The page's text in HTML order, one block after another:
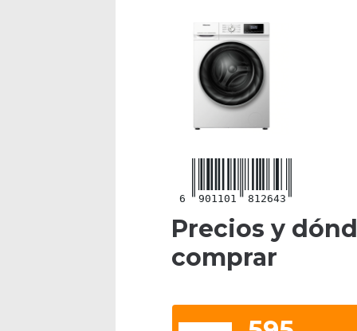
6 901101 812643
Precios y
comprar